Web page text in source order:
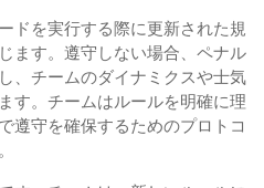
ドを実行する際に更新された規
ます。遵守しない場合、ペナル
、チームのダイナミクスや士気
す。チームはルールを明確に理
遵守を確保するためのプロトコ